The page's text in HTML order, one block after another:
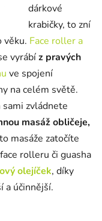
dárkové
krabičky, to zní
věku. Face roller a
vyrábíz pravých
ve spojení
na celém světě.
zvládnete
masáž obličeje,
masáže zatočíte
rolleru či guasha
olejíček, díky
a účinnější.